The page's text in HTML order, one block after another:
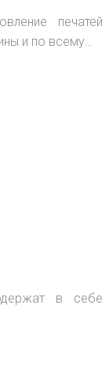
печатей
и по всему…
в себе